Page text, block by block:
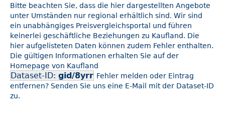
Bitte beachten Sie, dass die hier dargestellten Angebote
unter Umständen nur regional erhältlich sind. Wir sind
ein unabhängiges Preisvergleichsportal und führen
keinerlei geschäftliche Beziehungen zu Kaufland. Die
hier aufgelisteten Daten können zudem Fehler enthalten.
Die gültigen Informationen erhalten Sie auf der
Homepage von Kaufland
Dataset-ID: gid/8yrr Fehler melden oder Eintrag
entfernen? Senden Sie uns eine E-Mail mit der Dataset-ID
zu.